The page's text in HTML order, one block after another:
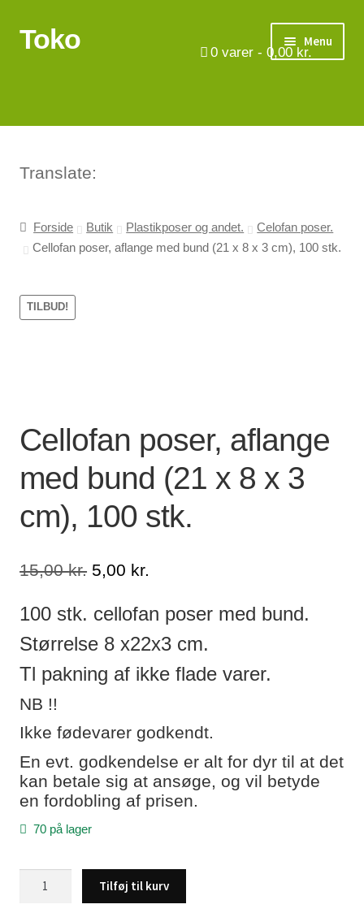
Spring
til
Spring
til
Toko Menu
Put & Take
Tips og triks.
Vilkår
Min Konto
Glemt adgangskode
0varer - 0,00 kr.
Translate:
Forside Butik Plastikposer og andet.
Celofan poser.
Cellofan poser, aflange med bund (21 x 8 x 3 cm), 100 stk.
TILBUD!
Cellofan poser, aflange
med bund (21 x 8 x 3
cm), 100 stk.
15,00kr. Den
pris
var:
15,00 kr..
5,00 kr.
pris
er:
5,00 kr..
100 stk. cellofan poser med bund.
Størrelse 8 x22x3 cm.
Tl pakning af ikke flade varer.
NB !!
Ikke fødevarer godkendt.
En evt. godkendelse er alt for dyr til at det
kan betale sig at ansøge, og vil betyde
en fordobling af prisen.
70 på lager
Tilføj til kurv